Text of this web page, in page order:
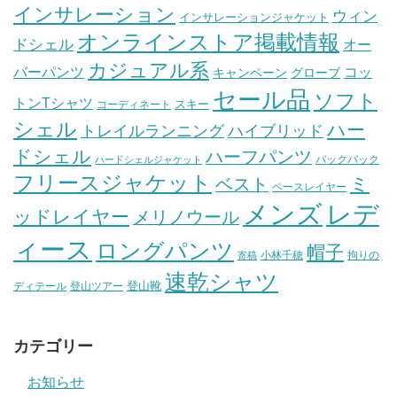
インサレーション インサレーションジャケット ウィン
ドシェル オンラインストア掲載情報 オー
バーパンツ カジュアル系 キャンペーン グローブ コッ
トンTシャツ コーディネート スキー セール品 ソフト
シェル トレイルランニング ハイブリッド ハー
ドシェル ハードシェルジャケット ハーフパンツ バックパック
フリースジャケット ベスト ベースレイヤー
ミ
ッドレイヤー メリノウール メンズ レデ
ィース ロングパンツ 寄稿 小林千穂 帽子 拘りの
ディテール 登山ツアー 登山靴 速乾シャツ
カテゴリー
お知らせ